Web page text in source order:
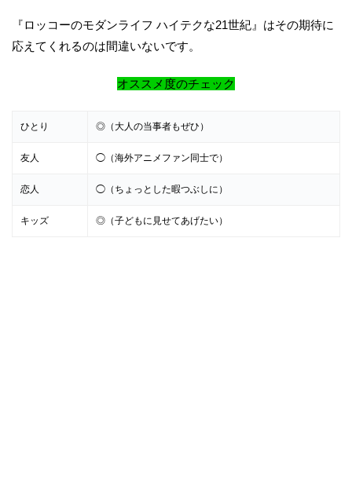
『ロッコーのモダンライフ ハイテクな21世紀』はその期待に
応えてくれるのは間違いないです。
オススメ度のチェック
ひとり ◎（大人の当事者もぜひ）
友人 ◯（海外アニメファン同士で）
恋人 ◯（ちょっとした暇つぶしに）
キッズ ◎（子どもに見せてあげたい）